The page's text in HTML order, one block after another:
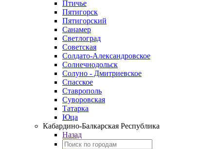
Птичье
Пятигорск
Пятигорский
Санамер
Светлоград
Советская
Солдато-Александровское
Солнечнодольск
Солуно - Дмитриевское
Спасское
Ставрополь
Суворовская
Татарка
Юца
Кабардино‑Балкарская Республика
Назад